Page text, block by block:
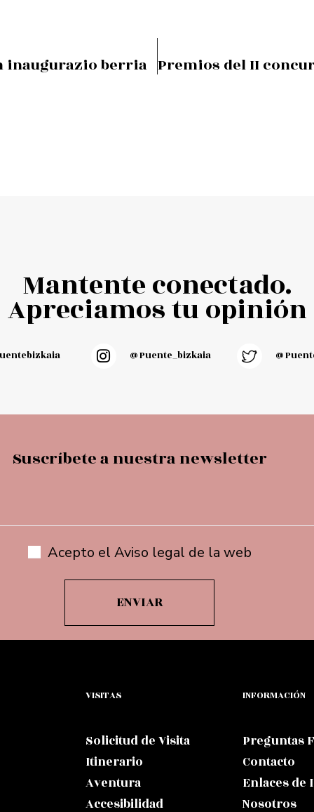
inaugurazio berria
Mantente conectado.
Apreciamos tu opinión
@puente_bizkaia
Suscríbete a nuestra newsletter
Acepto el Aviso legal de la web
VISITAS
Solicitud de Visita
Itinerario
Aventura
Accesibilidad
INFORMACIÓN
Preguntas
Contacto
Enlaces de
Nosotros